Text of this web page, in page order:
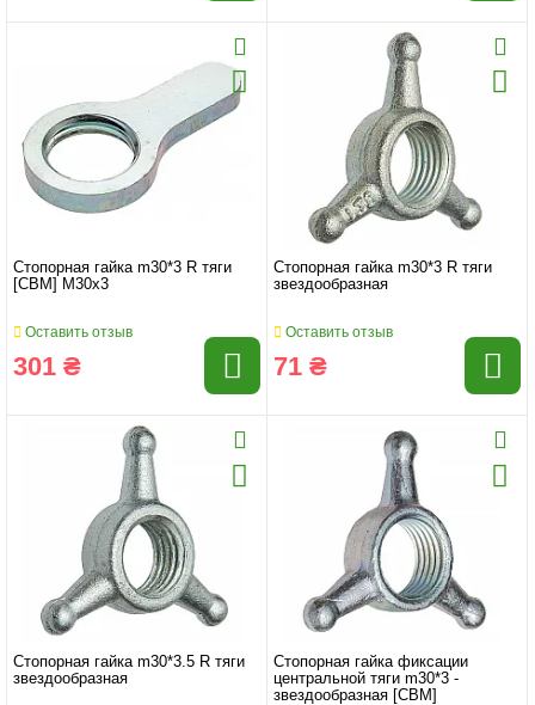
Стопорная гайка m30*3 R тяги
[CBM] М30х3
Оставить отзыв
301 ₴
Стопорная гайка m30*3 R тяги
звездообразная
Оставить отзыв
71 ₴
Стопорная гайка m30*3.5 R тяги
звездообразная
Стопорная гайка фиксации
центральной тяги m30*3 -
звездообразная [CBM]